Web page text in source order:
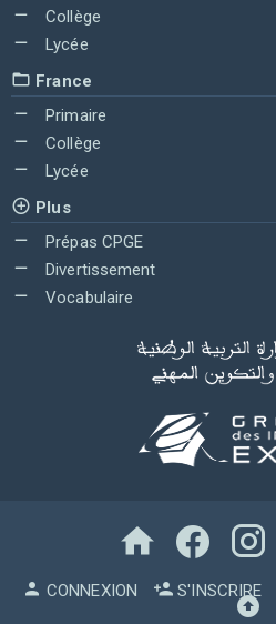
Collège
Lycée
France
Primaire
Collège
Lycée
Plus
Prépas CPGE
Divertissement
Vocabulaire
CONNEXION S'INSCRIRE